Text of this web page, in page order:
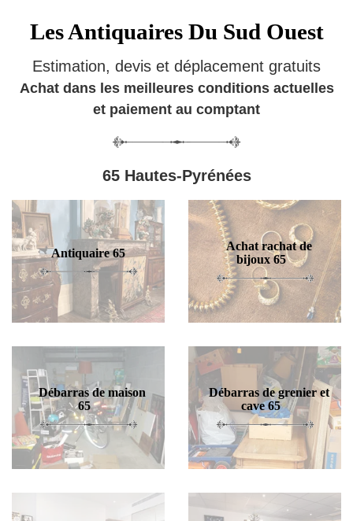
Les Antiquaires Du Sud Ouest
Estimation, devis et déplacement gratuits
Achat dans les meilleures conditions actuelles
et paiement au comptant
65 Hautes-Pyrénées
Antiquaire 65
Achat rachat de
bijoux 65
Débarras de maison
65
Débarras de grenier et
cave 65